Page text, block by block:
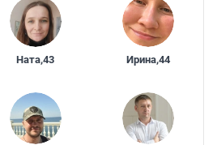
Ната,43 Ирина,44